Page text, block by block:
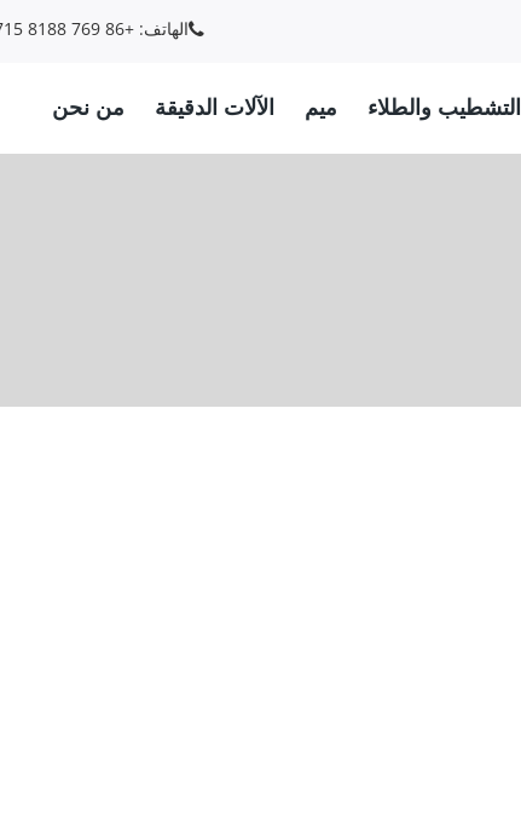
الهاتف: +86 769 8188 6715
من نحن الآلات الدقيقة ميم التشطيب والطلاء